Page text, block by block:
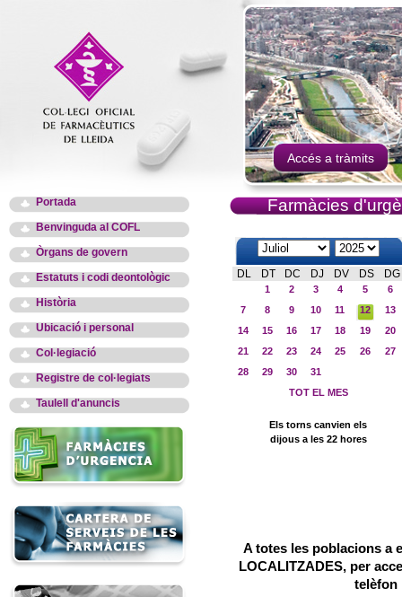
Accés a tràmits
Portada
Benvinguda al COFL
Òrgans de govern
Estatuts i codi deontològic
Història
Ubicació i personal
Col·legiació
Registre de col·legiats
Taulell d'anuncis
Farmàcies
DL DT DC DJ DV DS DG
1 2 3 4 5
6
7
8 9 10 11 12
13
14
15 16 17 18 19
20
21
22 23 24 25 26
27
28
29 30
31
TOT EL MES
Els torns canvien els
dijous a les 22 hores
A totes les poblacions a
LOCALITZADES, per
telèfon